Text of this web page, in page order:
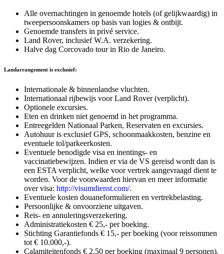
Alle overnachtingen in genoemde hotels (of gelijkwaardig) in
tweepersoonskamers op basis van logies & ontbijt.
Genoemde transfers in privé service.
Land Rover, inclusief W.A. verzekering.
Halve dag Corcovado tour in Rio de Janeiro.
Landarrangement is exclusief:
Internationale & binnenlandse vluchten.
Internationaal rijbewijs voor Land Rover (verplicht).
Optionele excursies.
Eten en drinken niet genoemd in het programma.
Entreegelden Nationaal Parken, Reservaten en excursies.
Autohuur is exclusief GPS, schoonmaakkosten, benzine en
eventuele tol/parkeerkosten.
Eventuele benodigde visa en inentings- en
vaccinatiebewijzen. Indien er via de VS gereisd wordt dan is
een ESTA verplicht, welke voor vertrek aangevraagd dient te
worden. Voor de voorwaarden hiervan en meer informatie
over visa: http://visumdienst.com/.
Eventuele kosten douaneformulieren en vertrekbelasting.
Persoonlijke & onvoorziene uitgaven.
Reis- en annuleringsverzekering.
Administratiekosten € 25,- per boeking.
Stichting Garantiefonds € 15,- per boeking (voor reissommen
tot € 10.000,-).
Calamiteitenfonds € 2,50 per boeking (maximaal 9 personen).